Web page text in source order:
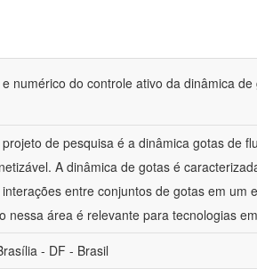
numérico do controle ativo da dinâmica
de pesquisa é a dinâmica gotas de
A dinâmica de gotas é
entre conjuntos de gotas em um
nessa área é relevante para tecnologias
- DF - Brasil